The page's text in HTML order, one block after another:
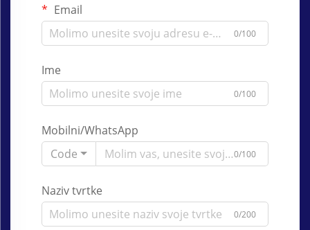
Email
0/100
Ime
0/100
Mobilni/WhatsApp
Code
0/100
Naziv tvrtke
0/200